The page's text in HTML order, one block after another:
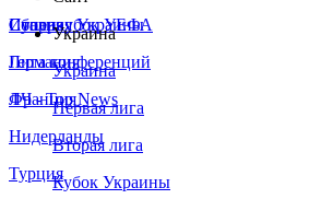
Сборная Украины
Италия
Германия
Франция
Нидерланды
Турция
Суперкубок УЕФА
Лига конференций
ЛЧ - Top News
Украина
Украина
Первая лига
Вторая лига
Кубок Украины